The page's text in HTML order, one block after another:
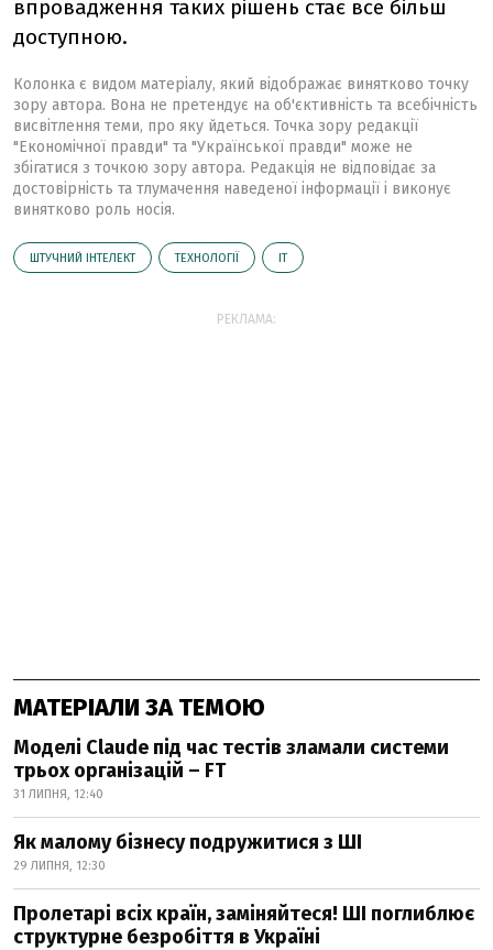
впровадження таких рішень стає все більш
доступною.
Колонка є видом матеріалу, який відображає винятково точку
зору автора. Вона не претендує на об'єктивність та всебічність
висвітлення теми, про яку йдеться. Точка зору редакції
"Економічної правди" та "Української правди" може не
збігатися з точкою зору автора. Редакція не відповідає за
достовірність та тлумачення наведеної інформації і виконує
винятково роль носія.
ШТУЧНИЙ ІНТЕЛЕКТ ТЕХНОЛОГІЇ ІТ
РЕКЛАМА:
МАТЕРІАЛИ ЗА ТЕМОЮ
Моделі Claude під час тестів зламали системи
трьох організацій – FT
31 ЛИПНЯ, 12:40
Як малому бізнесу подружитися з ШІ
29 ЛИПНЯ, 12:30
Пролетарі всіх країн, заміняйтеся! ШІ поглиблює
структурне безробіття в Україні